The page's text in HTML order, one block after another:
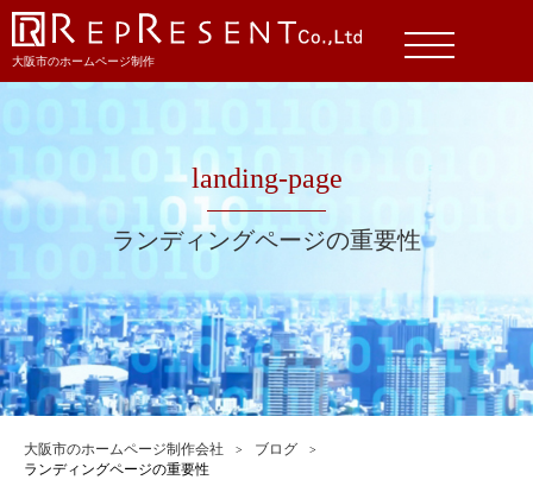
大阪市のホームページ制作
landing-page
ランディングページの重要性
大阪市のホームページ制作会社
ブログ
ランディングページの重要性